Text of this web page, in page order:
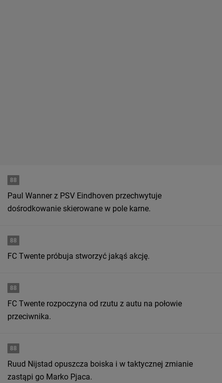
88
Paul Wanner z PSV Eindhoven przechwytuje
dośrodkowanie skierowane w pole karne.
88
FC Twente próbuja stworzyć jakąś akcję.
88
FC Twente rozpoczyna od rzutu z autu na połowie
przeciwnika.
88
Ruud Nijstad opuszcza boiska i w taktycznej zmianie
zastąpi go Marko Pjaca.